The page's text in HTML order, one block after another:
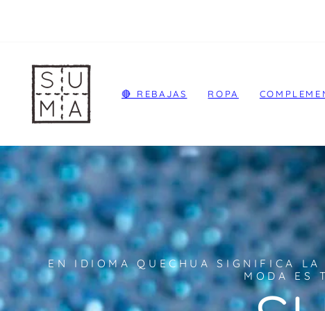
🔴 REBAJAS ROPA
EN IDIOMA QUECHUA SIGNIFICA LA
MODA ES